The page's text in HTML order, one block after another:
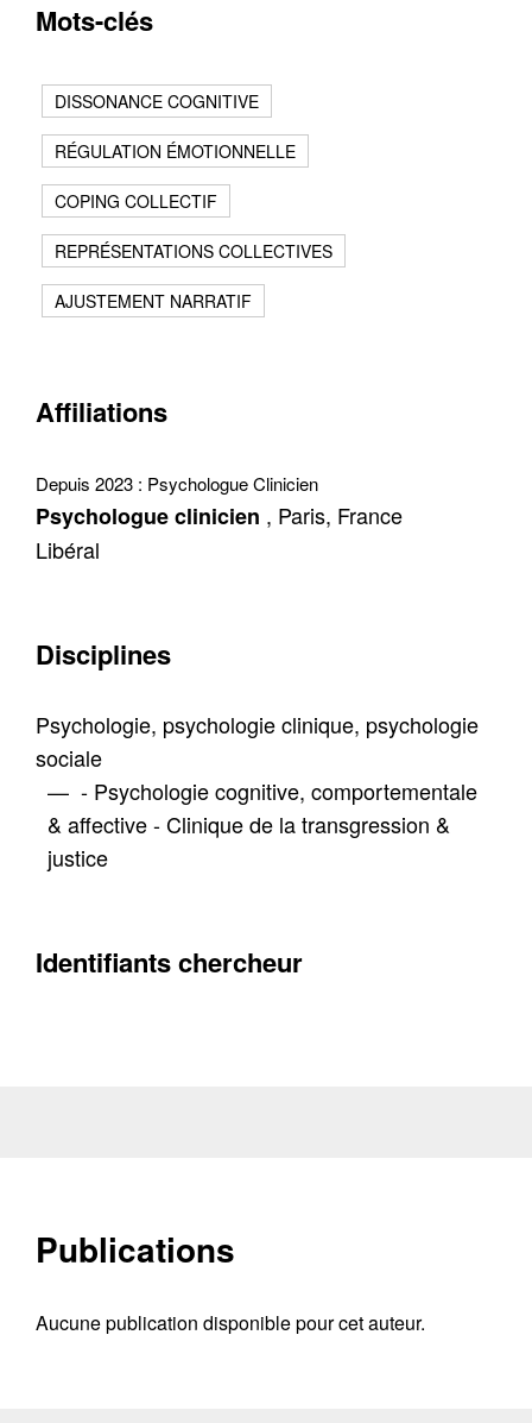
Mots-clés
DISSONANCE COGNITIVE
RÉGULATION ÉMOTIONNELLE
COPING COLLECTIF
REPRÉSENTATIONS COLLECTIVES
AJUSTEMENT NARRATIF
Affiliations
Depuis 2023 : Psychologue Clinicien
Psychologue clinicien , Paris, France
Libéral
Disciplines
Psychologie, psychologie clinique, psychologie
sociale
— - Psychologie cognitive, comportementale
& affective - Clinique de la transgression &
justice
Identifiants chercheur
Publications
Aucune publication disponible pour cet auteur.
Contacter
Récupération de l'adresse e-mail